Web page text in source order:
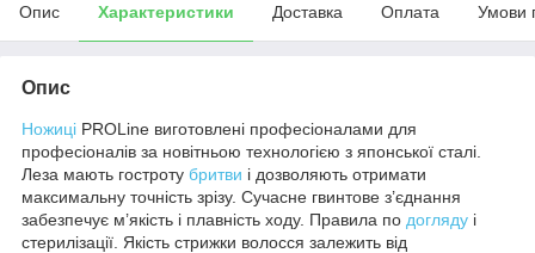
Опис Характеристики Доставка Оплата Умови
Опис
Ножиці PRОLine виготовлені професіоналами для
професіоналів за новітньою технологією з японської сталі.
Леза мають гостроту бритви і дозволяють отримати
максимальну точність зрізу. Сучасне гвинтове з’єднання
забезпечує м’якість і плавність ходу. Правила по догляду і
стерилізації. Якість стрижки волосся залежить від